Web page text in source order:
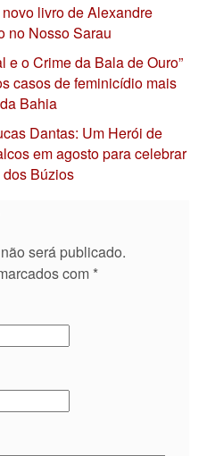
livro de Alexandre
no Nosso Sarau
e o Crime da Bala de Ouro”
casos de feminicídio mais
Bahia
Dantas: Um Herói de
em agosto para celebrar
Búzios
será publicado.
com *